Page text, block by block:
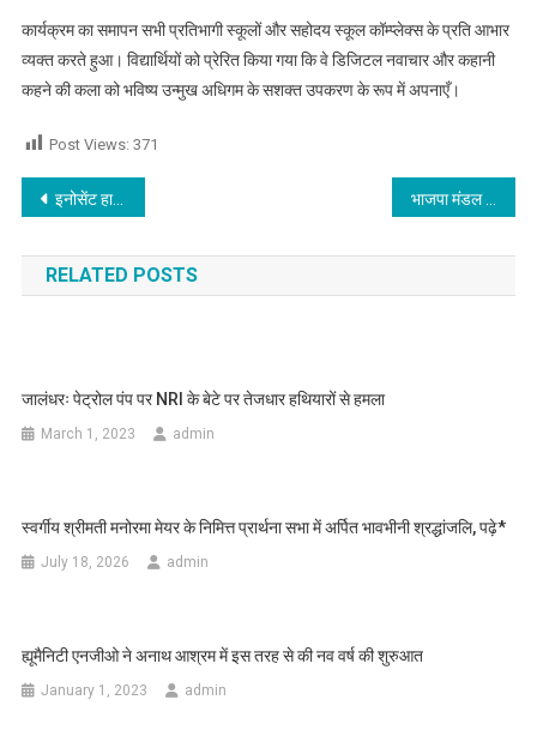
कार्यक्रम का समापन सभी प्रतिभागी स्कूलों और सहोदय स्कूल कॉम्प्लेक्स के प्रति आभार
व्यक्त करते हुआ। विद्यार्थियों को प्रेरित किया गया कि वे डिजिटल नवाचार और कहानी
कहने की कला को भविष्य उन्मुख अधिगम के सशक्त उपकरण के रूप में अपनाएँ।
Post Views: 371
Post navigation
इनोसेंट हार्ट्स कॉलेज ऑफ एजुकेशन की एनएसएस इकाई ने राष्ट्रीय एकता दिवस मनाया
RELATED POSTS
जालंधरः पेट्रोल पंप पर NRI के बेटे पर तेजधार हथियारों से हमला
March 1, 2023 admin
स्वर्गीय श्रीमती मनोरमा मेयर के निमित्त प्रार्थना सभा में अर्पित भावभीनी श्रद्धांजलि, पढ़े*
July 18, 2026 admin
ह्यूमैनिटी एनजीओ ने अनाथ आश्रम में इस तरह से की नव वर्ष की शुरुआत
January 1, 2023 admin